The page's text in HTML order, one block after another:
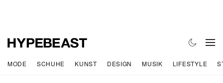
MODE SCHUHE KUNST DESIGN MUSIK LIFESTYLE